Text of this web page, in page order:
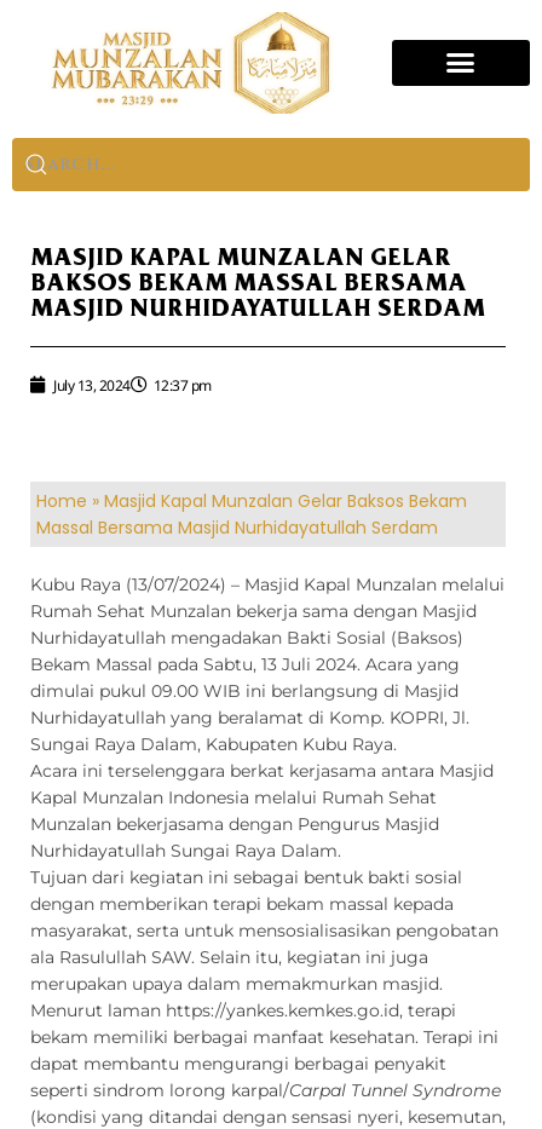
MASJID KAPAL MUNZALAN GELAR
BAKSOS BEKAM MASSAL BERSAMA
MASJID NURHIDAYATULLAH SERDAM
July 13, 2024 12:37 pm
Home » Masjid Kapal Munzalan Gelar Baksos Bekam
Massal Bersama Masjid Nurhidayatullah Serdam
Kubu Raya (13/07/2024) – Masjid Kapal Munzalan melalui
Rumah Sehat Munzalan bekerja sama dengan Masjid
Nurhidayatullah mengadakan Bakti Sosial (Baksos)
Bekam Massal pada Sabtu, 13 Juli 2024. Acara yang
dimulai pukul 09.00 WIB ini berlangsung di Masjid
Nurhidayatullah yang beralamat di Komp. KOPRI, Jl.
Sungai Raya Dalam, Kabupaten Kubu Raya.
Acara ini terselenggara berkat kerjasama antara Masjid
Kapal Munzalan Indonesia melalui Rumah Sehat
Munzalan bekerjasama dengan Pengurus Masjid
Nurhidayatullah Sungai Raya Dalam.
Tujuan dari kegiatan ini sebagai bentuk bakti sosial
dengan memberikan terapi bekam massal kepada
masyarakat, serta untuk mensosialisasikan pengobatan
ala Rasulullah SAW. Selain itu, kegiatan ini juga
merupakan upaya dalam memakmurkan masjid.
Menurut laman https://yankes.kemkes.go.id, terapi
bekam memiliki berbagai manfaat kesehatan. Terapi ini
dapat membantu mengurangi berbagai penyakit
seperti sindrom lorong karpal/Carpal Tunnel Syndrome
(kondisi yang ditandai dengan sensasi nyeri, kesemutan,